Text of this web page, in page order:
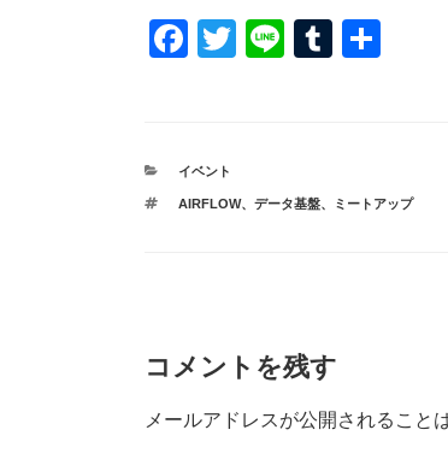
F
e
b
T
Li
T
r
カ
ゴ
イベント
タ
AIRFLOW、 データ基盤、 ミートアップ
コメントを残す
メールアドレスが公開されること